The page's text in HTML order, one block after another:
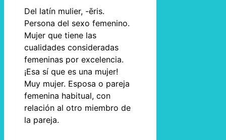
Del latín mulier, -ēris.
Persona del sexo femenino.
Mujer que tiene las
cualidades consideradas
femeninas por excelencia.
¡Esa sí que es una mujer!
Muy mujer. Esposa o pareja
femenina habitual, con
relación al otro miembro de
la pareja.